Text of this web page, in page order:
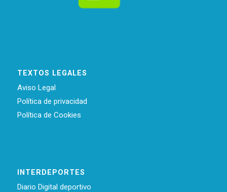
TEXTOS LEGALES
Aviso Legal
Política de privacidad
Política de Cookies
INTERDEPORTES
Diario Digital deportivo